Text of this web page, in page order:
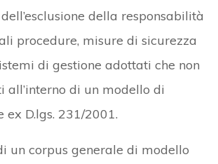
della responsabilità
procedure, misure di sicurezza
di gestione adottati che non
all’interno di un modello di
ex D.lgs. 231/2001.
un corpus generale di modello